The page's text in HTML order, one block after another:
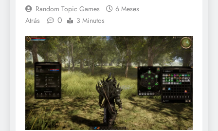
Random Topic Games
6 Meses
Atrás
0 3 Minutos